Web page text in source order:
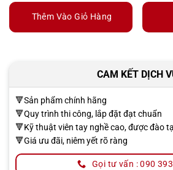
Thêm Vào Giỏ Hàng
CAM KẾT DỊCH
🔻Sản phẩm chính hãng
🔻Quy trình thi công, lắp đặt đạt chuẩn
🔻Kỹ thuật viên tay nghề cao, được đào
🔻Giá ưu đãi, niêm yết rõ ràng
Gọi tư vấn : 090